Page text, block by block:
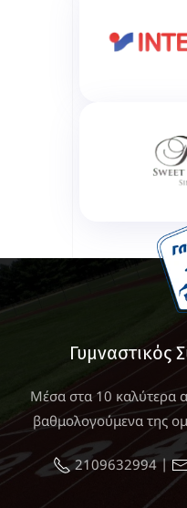
Γυμναστικός
Μέσα στα 10 καλύτερα
βαθμολογούμενα της
2109632994|